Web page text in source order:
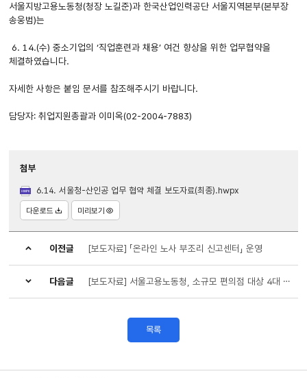
서울지방고용노동청(청장 노길준)과 한국산업인력공단 서울지역본부(본부장
송웅범)는
6. 14.(수) 중소기업의 ‘직업훈련과 채용’ 여건 향상을 위한 업무협약을
체결하였습니다.
자세한 사항은 붙임 문서를 참조해주시기 바랍니다.
담당자: 취업지원총괄과 이미옥(02-2004-7883)
첨부
6.14. 서울청-산인공 업무 협약 체결 보도자료(최종).hwpx
다운로드 미리보기
이전글 [보도자료] 「온라인 노사 부조리 신고센터」 운영
다음글 [보도자료] 서울고용노동청, 소규모 편의점 대상 4대 기초노동질서 현장점검
목록